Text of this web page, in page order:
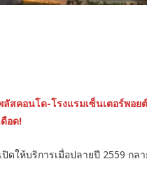
สคอนโด-โรงแรมเซ็นเตอร์พอย
อด!
ดให้บริการเมื่อปลายปี 2559 กลา